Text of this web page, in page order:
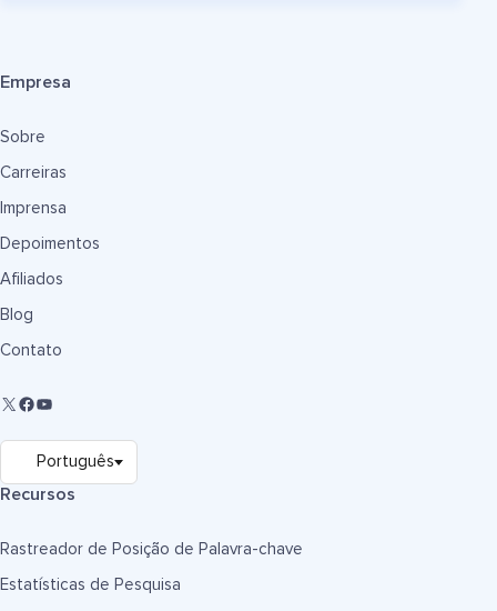
Empresa
Sobre
Carreiras
Imprensa
Depoimentos
Afiliados
Blog
Contato
Recursos
Rastreador de Posição de Palavra-chave
Estatísticas de Pesquisa